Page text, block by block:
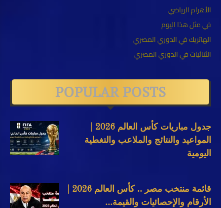
الأهرام الرياضي
في مثل هذا اليوم
الهاتريك في الدوري المصري
الثنائيات في الدوري المصري
POPULAR POSTS
المواعيد والنتائج والملاعب والتغطية
اليومية
الأرقام والإحصائيات والقيمة...